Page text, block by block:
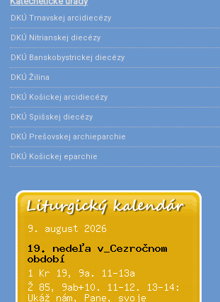
DKÚ Trnavskej arcidiecézy
DKÚ Nitrianskej diecézy
DKÚ Banskobystrickej diecézy
DKÚ Žilina
DKÚ Košickej arcidiecézy
DKÚ Spišskej diecézy
DKÚ Prešovskej archieparchie
DKÚ Košickej eparchie